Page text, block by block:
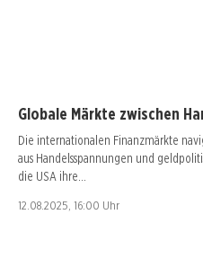
Globale Märkte zwischen
Die internationalen Finanzmärkte
aus Handelsspannungen und
die USA ihre…
12.08.2025, 16:00 Uhr